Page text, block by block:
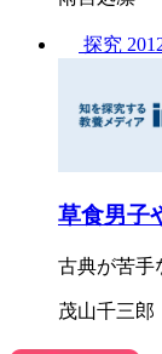
探究
草食男子
古典が苦手
茂山千三郎